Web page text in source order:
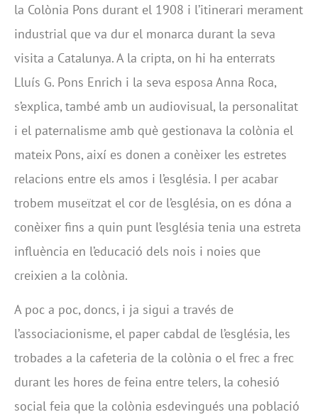
la Colònia Pons durant el 1908 i l’itinerari merament
industrial que va dur el monarca durant la seva
visita a Catalunya. A la cripta, on hi ha enterrats
Lluís G. Pons Enrich i la seva esposa Anna Roca,
s’explica, també amb un audiovisual, la personalitat
i el paternalisme amb què gestionava la colònia el
mateix Pons, així es donen a conèixer les estretes
relacions entre els amos i l’església. I per acabar
trobem museïtzat el cor de l’església, on es dóna a
conèixer fins a quin punt l’església tenia una estreta
influència en l’educació dels nois i noies que
creixien a la colònia.
A poc a poc, doncs, i ja sigui a través de
l’associacionisme, el paper cabdal de l’església, les
trobades a la cafeteria de la colònia o el frec a frec
durant les hores de feina entre telers, la cohesió
social feia que la colònia esdevingués una població